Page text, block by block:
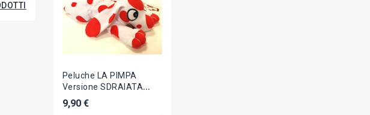
Peluche LA PIMPA
Versione SDRAIATA
22cm Originale Ufficiale
ALTAN Cane
9,90 €